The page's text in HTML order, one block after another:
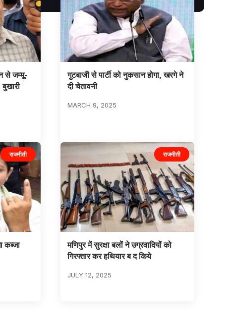
से जम्मू-
गुटबाजी से पार्टी को नुकसान होगा, खरगे ने
दी चेतावनी
MARCH 9, 2025
राजनीती
कब्जा
राजनीती
मणिपुर में सुरक्षा बलों ने उग्रवादियों को
गिरफ्तार कर हथियार ब द किये
JULY 12, 2025